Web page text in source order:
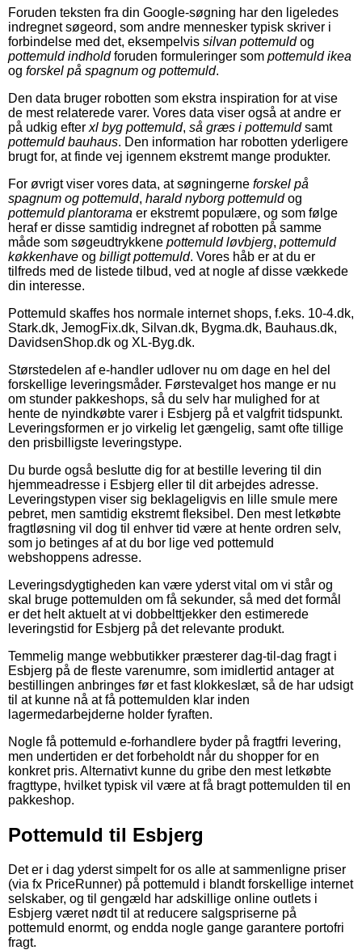
Foruden teksten fra din Google-søgning har den ligeledes
indregnet søgeord, som andre mennesker typisk skriver i
forbindelse med det, eksempelvis silvan pottemuldog
pottemuld indholdforuden formuleringer som pottemuld ikea
og forskel på spagnum og pottemuld.
Den data bruger robotten som ekstra inspiration for at vise
de mest relaterede varer. Vores data viser også at andre er
på udkig efter xl byg pottemuld, så græs i pottemuldsamt
pottemuld bauhaus. Den information har robotten yderligere
brugt for, at finde vej igennem ekstremt mange produkter.
For øvrigt viser vores data, at søgningerne forskel på
spagnum og pottemuld, harald nyborg pottemuldog
pottemuld plantorama er ekstremt populære, og som følge
heraf er disse samtidig indregnet af robotten på samme
måde som søgeudtrykkene pottemuld løvbjerg, pottemuld
køkkenhave og billigt pottemuld. Vores håb er at du er
tilfreds med de listede tilbud, ved at nogle af disse vækkede
din interesse.
Pottemuld skaffes hos normale internet shops, f.eks. 10-4.dk,
Stark.dk, JemogFix.dk, Silvan.dk, Bygma.dk, Bauhaus.dk,
DavidsenShop.dk og XL-Byg.dk.
Størstedelen af e-handler udlover nu om dage en hel del
forskellige leveringsmåder. Førstevalget hos mange er nu
om stunder pakkeshops, så du selv har mulighed for at
hente de nyindkøbte varer i Esbjerg på et valgfrit tidspunkt.
Leveringsformen er jo virkelig let gængelig, samt ofte tillige
den prisbilligste leveringstype.
Du burde også beslutte dig for at bestille levering til din
hjemmeadresse i Esbjerg eller til dit arbejdes adresse.
Leveringstypen viser sig beklageligvis en lille smule mere
pebret, men samtidig ekstremt fleksibel. Den mest letkøbte
fragtløsning vil dog til enhver tid være at hente ordren selv,
som jo betinges af at du bor lige ved pottemuld
webshoppens adresse.
Leveringsdygtigheden kan være yderst vital om vi står og
skal bruge pottemulden om få sekunder, så med det formål
er det helt aktuelt at vi dobbelttjekker den estimerede
leveringstid for Esbjerg på det relevante produkt.
Temmelig mange webbutikker præsterer dag-til-dag fragt i
Esbjerg på de fleste varenumre, som imidlertid antager at
bestillingen anbringes før et fast klokkeslæt, så de har udsigt
til at kunne nå at få pottemulden klar inden
lagermedarbejderne holder fyraften.
Nogle få pottemuld e-forhandlere byder på fragtfri levering,
men undertiden er det forbeholdt når du shopper for en
konkret pris. Alternativt kunne du gribe den mest letkøbte
fragttype, hvilket typisk vil være at få bragt pottemulden til en
pakkeshop.
Pottemuld til Esbjerg
Det er i dag yderst simpelt for os alle at sammenligne priser
(via fx PriceRunner) på pottemuld i blandt forskellige internet
selskaber, og til gengæld har adskillige online outlets i
Esbjerg været nødt til at reducere salgspriserne på
pottemuld enormt, og endda nogle gange garantere portofri
fragt.